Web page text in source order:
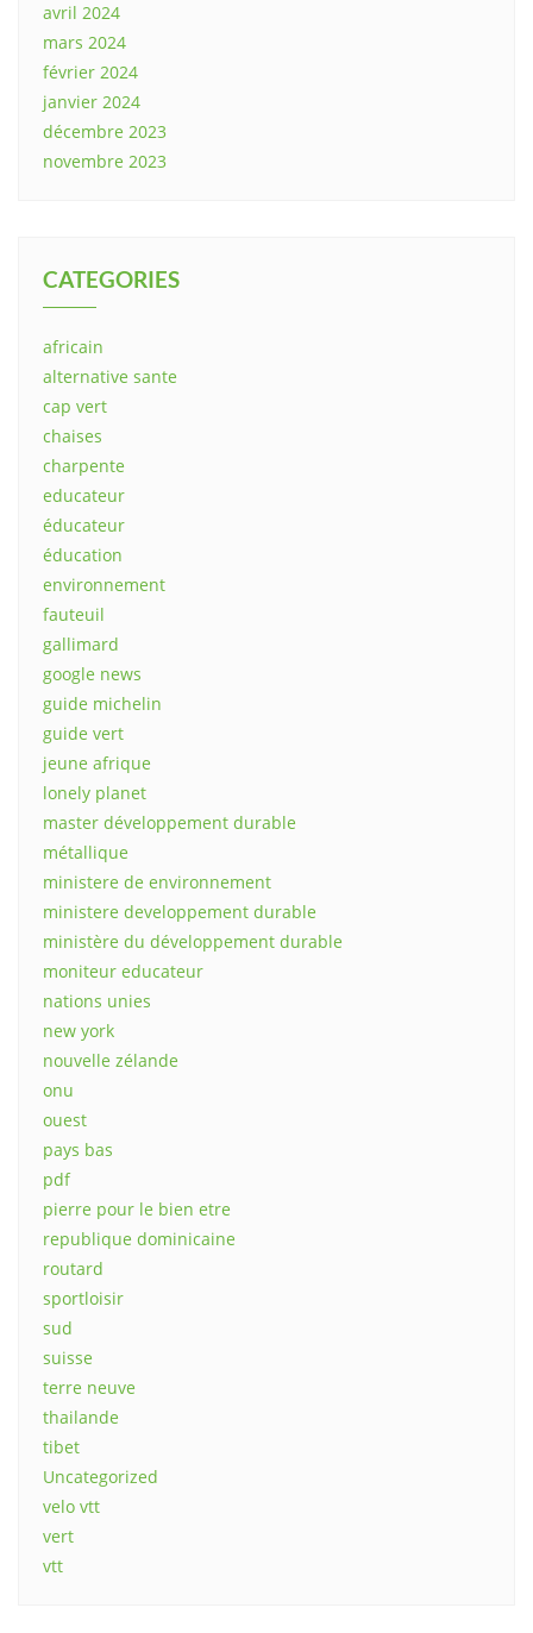
avril 2024
mars 2024
février 2024
janvier 2024
décembre 2023
novembre 2023
CATEGORIES
africain
alternative sante
cap vert
chaises
charpente
educateur
éducateur
éducation
environnement
fauteuil
gallimard
google news
guide michelin
guide vert
jeune afrique
lonely planet
master développement durable
métallique
ministere de environnement
ministere developpement durable
ministère du développement durable
moniteur educateur
nations unies
new york
nouvelle zélande
onu
ouest
pays bas
pdf
pierre pour le bien etre
republique dominicaine
routard
sportloisir
sud
suisse
terre neuve
thailande
tibet
Uncategorized
velo vtt
vert
vtt